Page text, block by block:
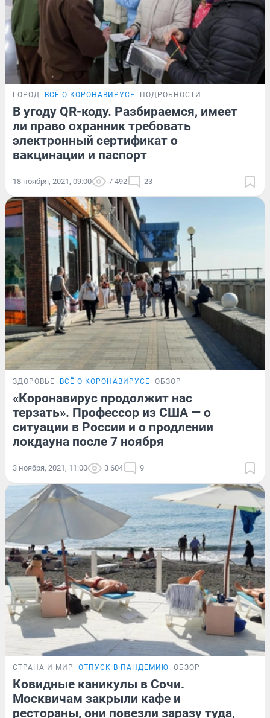
ГОРОД ВСЁ О КОРОНАВИРУСЕ ПОДРОБНОСТИ
В угоду QR-коду. Разбираемся, имеет
ли право охранник требовать
электронный сертификат о
вакцинации и паспорт
18 ноября, 2021, 09:00 7 492 23
ЗДОРОВЬЕ ВСЁ О КОРОНАВИРУСЕ ОБЗОР
«Коронавирус продолжит нас
терзать». Профессор из США — о
ситуации в России и о продлении
локдауна после 7 ноября
3 ноября, 2021, 11:00 3 604 9
СТРАНА И МИР ОТПУСК В ПАНДЕМИЮ ОБЗОР
Ковидные каникулы в Сочи.
Москвичам закрыли кафе и
рестораны, они повезли заразу туда,